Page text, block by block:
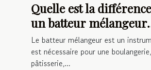
Quelle est la
un batteur mélangeur
monophasé ou
Le batteur mélangeur est un
est nécessaire pour une
pâtisserie,...